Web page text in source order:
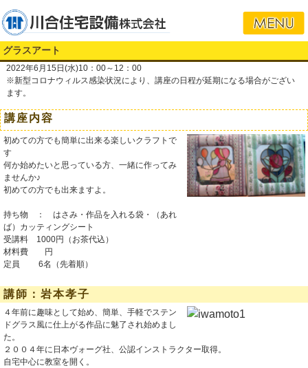
グラスアート
2022年6月15日(水)10：00～12：00
※新型コロナウィルス感染状況により、講座の日程が延期になる場合がござい
ます。
講座内容
初めての方でも簡単に出来る楽しいクラフトで
す
何か始めたいと思っている方、一緒に作ってみ
ませんか♪
初めての方でも出来ますよ。
持ち物 ： はさみ・作品を入れる袋・（あれ
ば）カッティングシート
受講料 1000円（お茶代込）
材料費 円
定員 6名（先着順）
講師：岩本孝子
４年前に趣味として始め、簡単、手軽でステン
ドグラス風に仕上がる作品に魅了され始めまし
た。
２００４年に日本ヴォーグ社、公認インストラクター取得。
自宅中心に教室を開く。